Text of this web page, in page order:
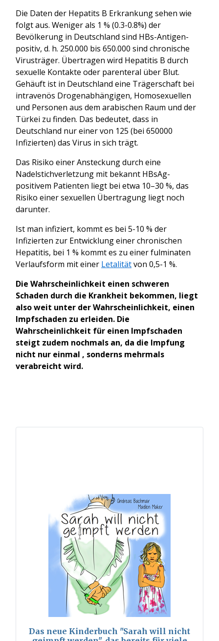
Die Daten der Hepatits B Erkrankung sehen wie
folgt aus. Weniger als 1 % (0.3-0.8%) der
Bevölkerung in Deutschland sind HBs-Antigen-
positiv, d. h. 250.000 bis 650.000 sind chronische
Virusträger. Übertragen wird Hepatitis B durch
sexuelle Kontakte oder parenteral über Blut.
Gehäuft ist in Deutschland eine Trägerschaft bei
intravenös Drogenabhängigen, Homosexuellen
und Personen aus dem arabischen Raum und der
Türkei zu finden. Das bedeutet, dass in
Deutschland nur einer von 125 (bei 650000
Infizierten) das Virus in sich trägt.
Das Risiko einer Ansteckung durch eine
Nadelstichverletzung mit bekannt HBsAg-
positivem Patienten liegt bei etwa 10–30 %, das
Risiko einer sexuellen Übertragung liegt noch
darunter.
Ist man infiziert, kommt es bei 5-10 % der
Infizierten zur Entwicklung einer chronischen
Hepatitis, bei 1 % kommt es zu einer fulminaten
Verlaufsform mit einer Letalitätvon 0,5-1 %.
Die Wahrscheinlichkeit einen schweren
Schaden durch die Krankheit bekommen, liegt
also weit unter der Wahrscheinlichkeit, einen
Impfschaden zu erleiden. Die
Wahrscheinlichkeit für einen Impfschaden
steigt zudem nochmals an, da die Impfung
nicht nur einmal , sonderns mehrmals
verabreicht wird.
Das neue Kinderbuch "Sarah will nicht